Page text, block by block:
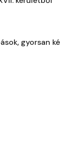
gyorsan